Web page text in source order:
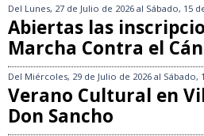
Del Lunes, 27 de Julio de 2026 al Sábado, 15
Abiertas las
Marcha Contra el
Del Miércoles, 29 de Julio de 2026 al Sábado,
Verano Cultural en
Don Sancho